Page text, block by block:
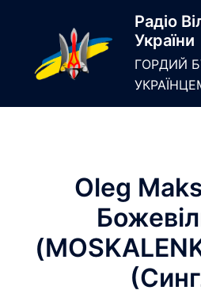
Радіо
України
ГОРДИЙ
Oleg